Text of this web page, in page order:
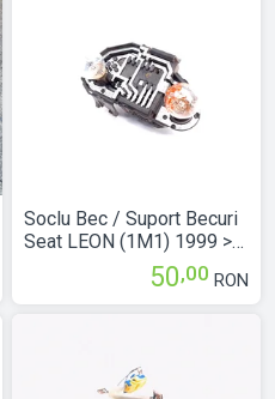
Soclu Bec / Suport Becuri
Seat LEON (1M1) 1999 >
2006 1M6945258
50,00 RON